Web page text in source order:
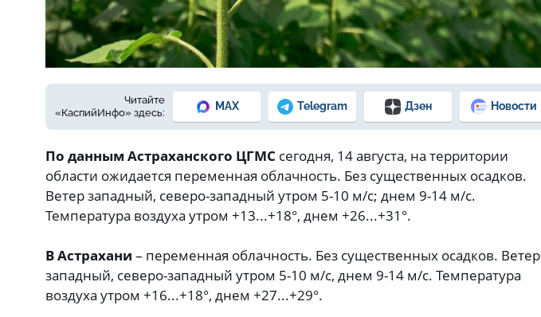
Фото © freepik.com
Читайте
«КаспийИнфо» здесь:
MAX Telegram Дзен Новости
По данным Астраханского ЦГМС сегодня, 14 августа, на территории
области ожидается переменная облачность. Без существенных осадков.
Ветер западный, северо-западный утром 5-10 м/с; днем 9-14 м/с.
Температура воздуха утром +13...+18°, днем +26...+31°.
В Астрахани – переменная облачность. Без существенных осадков. Ветер
западный, северо-западный утром 5-10 м/с, днем 9-14 м/с. Температура
воздуха утром +16...+18°, днем +27...+29°.